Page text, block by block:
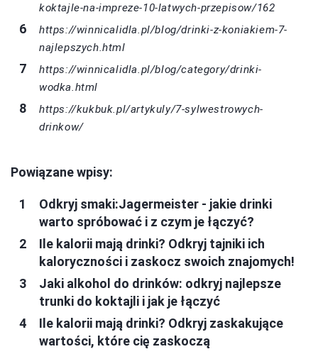
koktajle-na-impreze-10-latwych-przepisow/162
https://winnicalidla.pl/blog/drinki-z-koniakiem-7-
najlepszych.html
https://winnicalidla.pl/blog/category/drinki-
wodka.html
https://kukbuk.pl/artykuly/7-sylwestrowych-
drinkow/
Powiązane wpisy:
Odkryj smaki:Jagermeister - jakie drinki
warto spróbować i z czym je łączyć?
Ile kalorii mają drinki? Odkryj tajniki ich
kaloryczności i zaskocz swoich znajomych!
Jaki alkohol do drinków: odkryj najlepsze
trunki do koktajli i jak je łączyć
Ile kalorii mają drinki? Odkryj zaskakujące
wartości, które cię zaskoczą